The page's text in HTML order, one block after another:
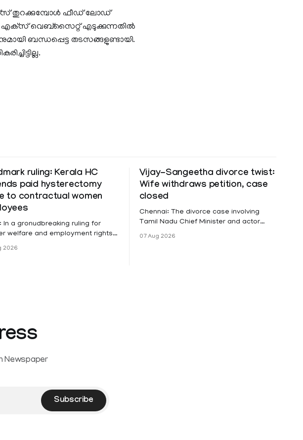
തുറക്കുമ്പോള്‍ ഫീഡ് ലോഡ്
എക്‌സ് വെബ്‌സൈറ്റ് എടുക്കുന്നതില്‍
ബന്ധപ്പെട്ട തടസങ്ങളുണ്ടായി.
ruling: Kerala HC
paid hysterectomy
to contractual women
In a gronudbreaking ruling for
welfare and employment rights,
contractual staff employed in
2026
Vijay-Sangeetha divorce twist:
Wife withdraws petition, case
closed
Chennai: The divorce case involving
Tamil Nadu Chief Minister and actor
Sowrnalingam has taken a new turn
07 Aug 2026
Newspaper
Subscribe